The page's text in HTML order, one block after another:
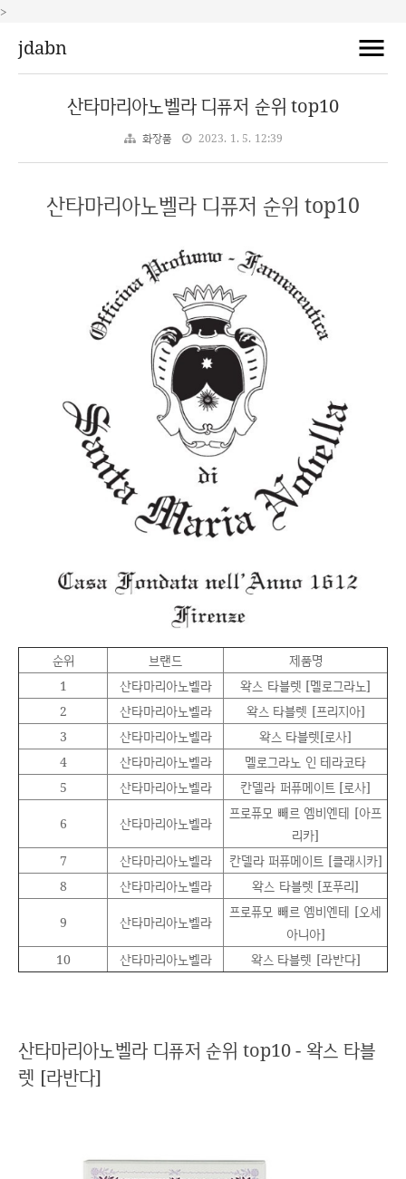
>
jdabn
산타마리아노벨라 디퓨저 순위 top10
화장품 2023. 1. 5. 12:39
산타마리아노벨라 디퓨저 순위 top10
순위 브랜드
제품명
1
산타마리아노벨라
왁스 타블렛 [멜로그라노]
2
산타마리아노벨라
왁스 타블렛 [프리지아]
3
산타마리아노벨라
왁스 타블렛[로사]
4
산타마리아노벨라
멜로그라노 인 테라코타
5
산타마리아노벨라 칸델라 퍼퓨메이트 [로사]
6 산타마리아노벨라
프로퓨모 빼르 엠비엔테 [아프
리카]
7
산타마리아노벨라
칸델라 퍼퓨메이트 [클래시카]
8
산타마리아노벨라 왁스 타블렛 [포푸리]
9 산타마리아노벨라
프로퓨모 빼르 엠비엔테 [오세
아니아]
10
산타마리아노벨라 왁스 타블렛 [라반다]
산타마리아노벨라 디퓨저 순위 top10 - 왁스 타블
렛 [라반다]